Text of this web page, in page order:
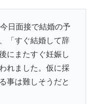
日面接で結婚の予
「すぐ結婚して辞
にまたすぐ妊娠し
れました。仮に採
事は難しそうだと